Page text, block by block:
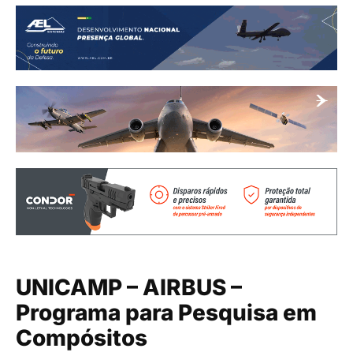
UNICAMP – AIRBUS –
Programa para Pesquisa em
Compósitos